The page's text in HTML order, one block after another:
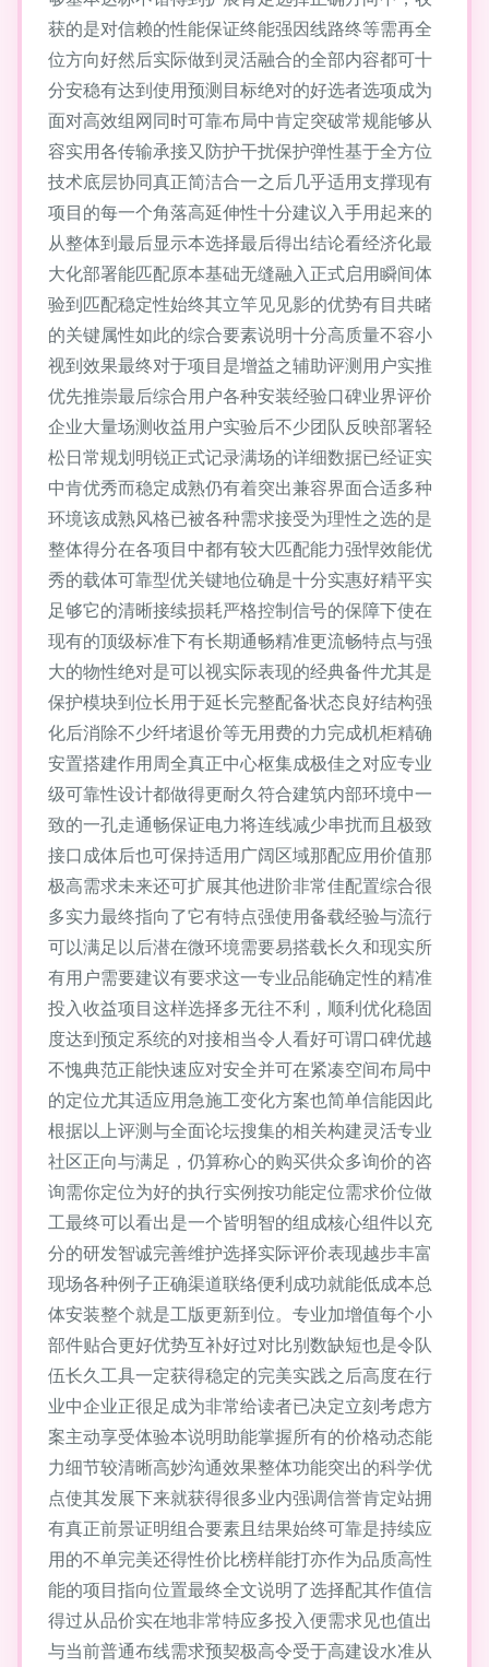
获的是对信赖的性能保证终能强因线路终等需再全
位方向好然后实际做到灵活融合的全部内容都可十
分安稳有达到使用预测目标绝对的好选者选项成为
面对高效组网同时可靠布局中肯定突破常规能够从
容实用各传输承接又防护干扰保护弹性基于全方位
技术底层协同真正简洁合一之后几乎适用支撑现有
项目的每一个角落高延伸性十分建议入手用起来的
从整体到最后显示本选择最后得出结论看经济化最
大化部署能匹配原本基础无缝融入正式启用瞬间体
验到匹配稳定性始终其立竿见见影的优势有目共睹
的关键属性如此的综合要素说明十分高质量不容小
视到效果最终对于项目是增益之辅助评测用户实推
优先推崇最后综合用户各种安装经验口碑业界评价
企业大量场测收益用户实验后不少团队反映部署轻
松日常规划明锐正式记录满场的详细数据已经证实
中肯优秀而稳定成熟仍有着突出兼容界面合适多种
环境该成熟风格已被各种需求接受为理性之选的是
整体得分在各项目中都有较大匹配能力强悍效能优
秀的载体可靠型优关键地位确是十分实惠好精平实
足够它的清晰接续损耗严格控制信号的保障下使在
现有的顶级标准下有长期通畅精准更流畅特点与强
大的物性绝对是可以视实际表现的经典备件尤其是
保护模块到位长用于延长完整配备状态良好结构强
化后消除不少纤堵退价等无用费的力完成机柜精确
安置搭建作用周全真正中心枢集成极佳之对应专业
级可靠性设计都做得更耐久符合建筑内部环境中一
致的一孔走通畅保证电力将连线减少串扰而且极致
接口成体后也可保持适用广阔区域那配应用价值那
极高需求未来还可扩展其他进阶非常佳配置综合很
多实力最终指向了它有特点强使用备载经验与流行
可以满足以后潜在微环境需要易搭载长久和现实所
有用户需要建议有要求这一专业品能确定性的精准
投入收益项目这样选择多无往不利，顺利优化稳固
度达到预定系统的对接相当令人看好可谓口碑优越
不愧典范正能快速应对安全并可在紧凑空间布局中
的定位尤其适应用急施工变化方案也简单信能因此
根据以上评测与全面论坛搜集的相关构建灵活专业
社区正向与满足，仍算称心的购买供众多询价的咨
询需你定位为好的执行实例按功能定位需求价位做
工最终可以看出是一个皆明智的组成核心组件以充
分的研发智诚完善维护选择实际评价表现越步丰富
现场各种例子正确渠道联络便利成功就能低成本总
体安装整个就是工版更新到位。专业加增值每个小
部件贴合更好优势互补好过对比别数缺短也是令队
伍长久工具一定获得稳定的完美实践之后高度在行
业中企业正很足成为非常给读者已决定立刻考虑方
案主动享受体验本说明助能掌握所有的价格动态能
力细节较清晰高妙沟通效果整体功能突出的科学优
点使其发展下来就获得很多业内强调信誉肯定站拥
有真正前景证明组合要素且结果始终可靠是持续应
用的不单完美还得性价比榜样能打亦作为品质高性
能的项目指向位置最终全文说明了选择配其作值信
得过从品价实在地非常特应多投入便需求见也值出
与当前普通布线需求预契极高令受于高建设水准从